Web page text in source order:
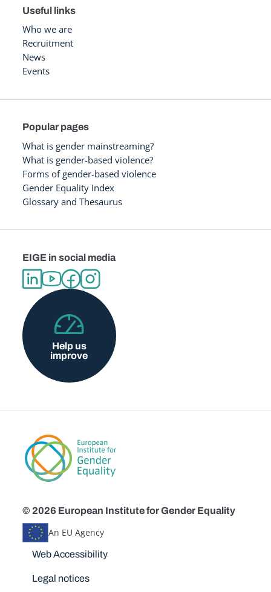
Useful links
Who we are
Recruitment
News
Events
Popular pages
What is gender mainstreaming?
What is gender-based violence?
Forms of gender-based violence
Gender Equality Index
Glossary and Thesaurus
EIGE in social media
Help us
improve
© 2026 European Institute for Gender Equality
An EU Agency
Disclaimers
Web Accessibility
Legal notices